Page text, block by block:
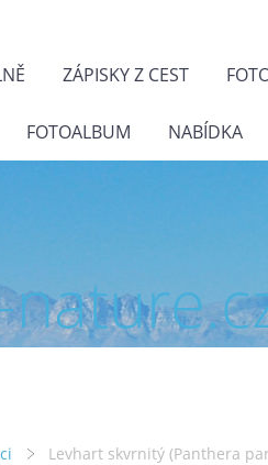
ZÁPISKY Z CEST
FOTOALBUM NABÍDKA
Levhart skvrnitý (Panthera